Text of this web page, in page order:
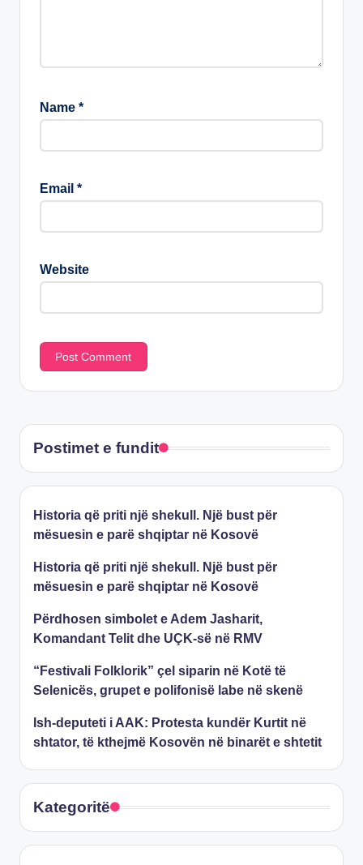
Name *
Email *
Website
Postimet e fundit
​Historia që priti një shekull. Një bust për
mësuesin e parë shqiptar në Kosovë
​Historia që priti një shekull. Një bust për
mësuesin e parë shqiptar në Kosovë
Përdhosen simbolet e Adem Jasharit,
Komandant Telit dhe UÇK-së në RMV
“Festivali Folklorik” çel siparin në Kotë të
Selenicës, grupet e polifonisë labe në skenë
Ish-deputeti i AAK: Protesta kundër Kurtit në
shtator, të kthejmë Kosovën në binarët e shtetit
Kategoritë